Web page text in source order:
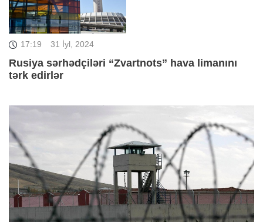
17:19 31 İyl, 2024
Rusiya sərhədçiləri “Zvartnots” hava limanını
tərk edirlər